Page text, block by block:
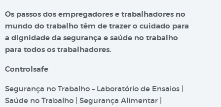
Os passos dos empregadores e trabalhadores no
mundo do trabalho têm de trazer o cuidado para
a dignidade da segurança e saúde no trabalho
para todos os trabalhadores.
Controlsafe
Segurança no Trabalho – Laboratório de Ensaios |
Saúde no Trabalho | Segurança Alimentar |